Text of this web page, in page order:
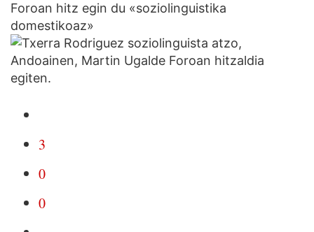
Foroan hitz egin du «soziolinguistika
domestikoaz»
3
0
0